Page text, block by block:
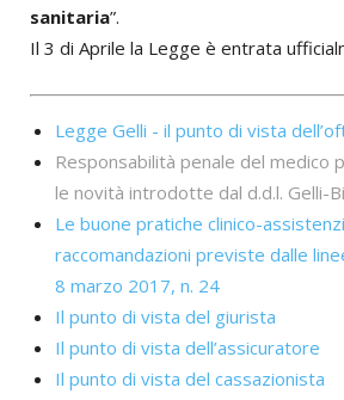
sanitaria”.
Il 3 di Aprile la Legge è entrata
Legge Gelli - il punto di vista
Responsabilità penale del medico
le novità introdotte dal d.d.l. Gelli-
Le buone pratiche clinico-
raccomandazioni previste dalle
8 marzo 2017, n. 24
Il punto di vista del giurista
Il punto di vista dell’assicuratore
Il punto di vista del cassazionista